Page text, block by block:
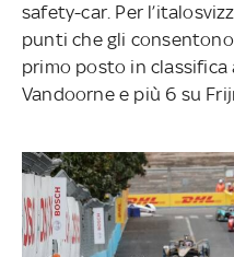
safety-car. Per
punti che gli
primo posto in classifica
Vandoorne e più 6 su